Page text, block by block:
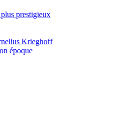
prestigieux
Krieghoff
époque